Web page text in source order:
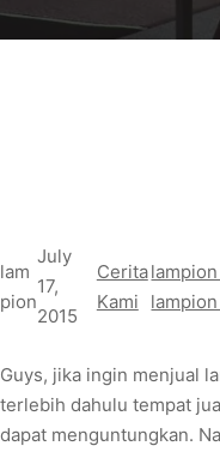
lam
pion
July
17,
2015
Cerita
Kami
Guys, jika ingin menjual
terlebih dahulu tempat
dapat menguntungkan.